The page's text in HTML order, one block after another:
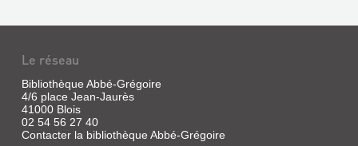
Le réseau
Bibliothèque Abbé-Grégoire
4/6 place Jean-Jaurès
41000 Blois
02 54 56 27 40
Contacter la bibliothèque Abbé-Grégoire